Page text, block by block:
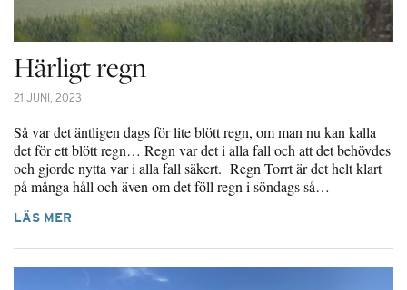
Härligt regn
21 JUNI, 2023
Så var det äntligen dags för lite blött regn, om man nu kan kalla
det för ett blött regn… Regn var det i alla fall och att det behövdes
och gjorde nytta var i alla fall säkert. Regn Torrt är det helt klart
på många håll och även om det föll regn i söndags så…
LÄS MER